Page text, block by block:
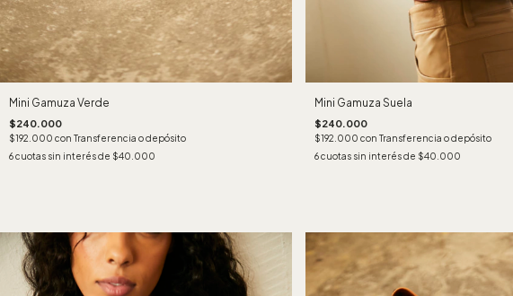
Mini Gamuza Verde
$240.000
$192.000 con Transferencia o depósito
6cuotas sin interés de $40.000
Mini Gamuza Suela
$240.000
$192.000 con Transferencia o depósito
6cuotas sin interés de $40.000